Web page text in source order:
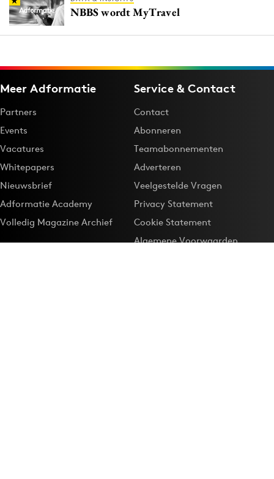
NBBS wordt MyTravel
Meer Adformatie
Partners
Events
Vacatures
Whitepapers
Nieuwsbrief
Adformatie Academy
Volledig Magazine Archief
Service & Contact
Contact
Abonneren
Teamabonnementen
Adverteren
Veelgestelde Vragen
Privacy Statement
Cookie Statement
Algemene Voorwaarden